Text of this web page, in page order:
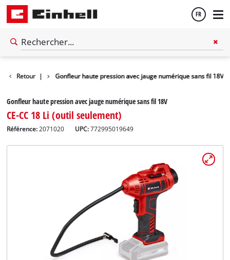
FR
Retour |
à air Gonfleur haute pression avec jauge numérique sans fil 18V
Gonfleur haute pression avec jauge numérique sans fil 18V
CE-CC 18 Li (outil seulement)
Référence: 2071020 UPC:772995019649